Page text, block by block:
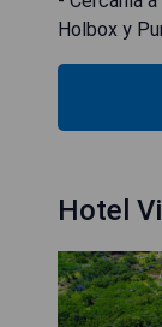
Holbox y
Hotel